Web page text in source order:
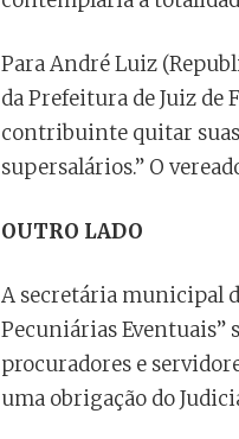
Para André Luiz
da Prefeitura de Juiz de
contribuinte quitar suas
supersalários.” O
OUTRO LADO
A secretária municipal
Pecuniárias Eventuais”
procuradores e
uma obrigação do